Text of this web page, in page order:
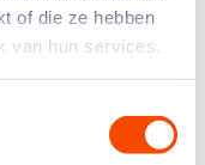
of die ze hebben
van hun services.